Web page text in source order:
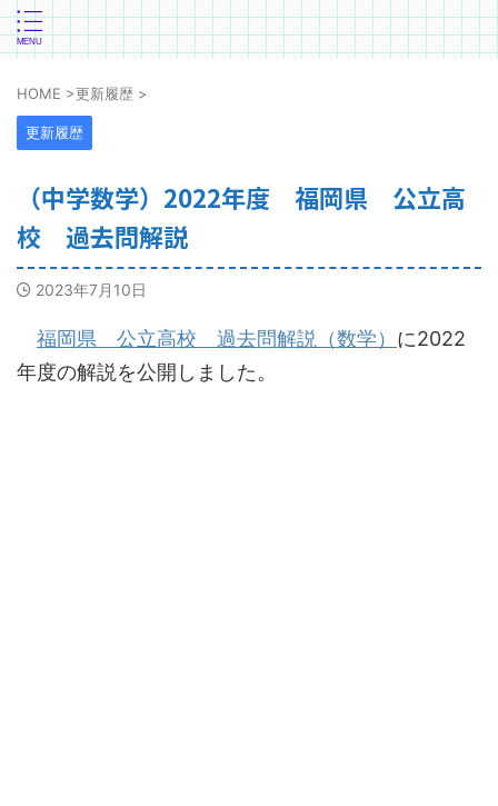
HOME >更新履歴 >
更新履歴
（中学数学）2022年度 福岡県 公立高
校 過去問解説
2023年7月10日
福岡県 公立高校 過去問解説（数学） に2022
年度の解説を公開しました。